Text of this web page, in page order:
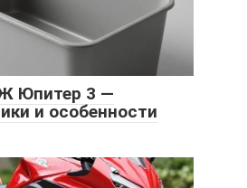
Юпитер 3 —
и особенности